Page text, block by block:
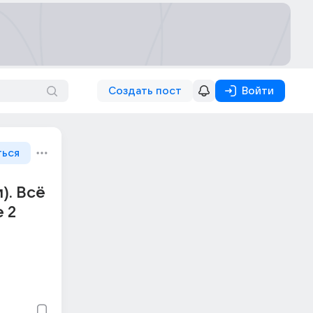
Создать пост Войти
Всё
2